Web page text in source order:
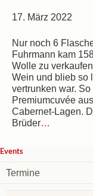
17. März 2022
Nur noch 6
Fuhrmann kam
Wolle zu
Wein und blieb so
vertrunken war. So
Premiumcuvée
Cabernet-Lagen.
Brüder…
Events
Termine